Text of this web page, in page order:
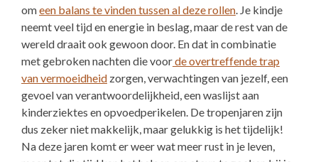
omeen balans te vinden tussen al deze rollen. Je kindje
neemt veel tijd en energie in beslag, maar de rest van de
wereld draait ook gewoon door. En dat in combinatie
met gebroken nachten die voorde overtreffende trap
van vermoeidheid zorgen, verwachtingen van jezelf, een
gevoel van verantwoordelijkheid, een waslijst aan
kinderziektes en opvoedperikelen. De tropenjaren zijn
dus zeker niet makkelijk, maar gelukkig is het tijdelijk!
Na deze jaren komt er weer wat meer rust in je leven,